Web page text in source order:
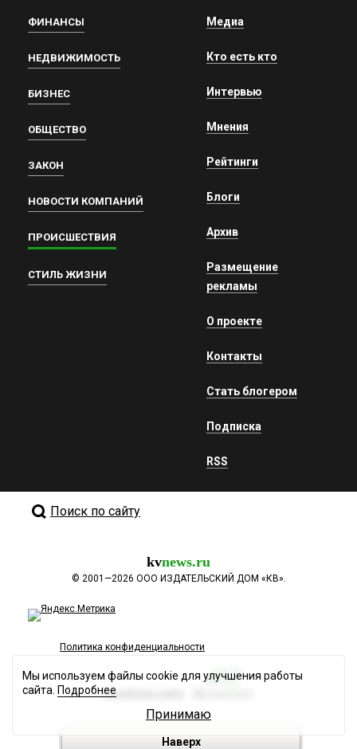
ФИНАНСЫ
НЕДВИЖИМОСТЬ
БИЗНЕС
ОБЩЕСТВО
ЗАКОН
НОВОСТИ КОМПАНИЙ
ПРОИСШЕСТВИЯ
СТИЛЬ ЖИЗНИ
Медиа
Кто есть кто
Интервью
Мнения
Рейтинги
Блоги
Архив
Размещение
рекламы
О проекте
Контакты
Стать блогером
Подписка
RSS
Поиск по сайту
kvnews.ru
© 2001—2026 ООО ИЗДАТЕЛЬСКИЙ ДОМ «КВ».
Политика конфиденциальности
Разработка сайта
Наверх
Мы используем файлы cookie для улучшения работы
сайта. Подробнее
Принимаю